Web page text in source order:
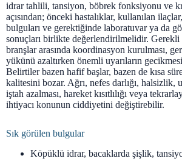
idrar tahlili, tansiyon, böbrek fonksiyonu ve
açısından; önceki hastalıklar, kullanılan
bulguları ve gerektiğinde laboratuvar ya da
sonuçları birlikte değerlendirilmelidir.
branşlar arasında koordinasyon kurulması,
yükünü azaltırken önemli uyarıların
Belirtiler bazen hafif başlar, bazen de kısa
kalitesini bozar. Ağrı, nefes darlığı, halsizlik,
iştah azalması, hareket kısıtlılığı veya
ihtiyacı konunun ciddiyetini değiştirebilir.
Sık görülen bulgular
Köpüklü idrar, bacaklarda şişlik,